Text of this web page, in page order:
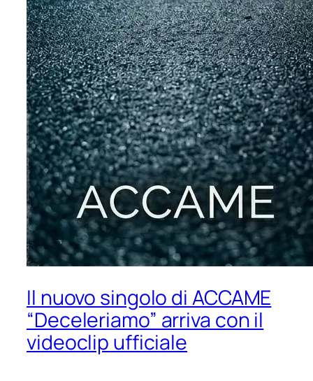
Il nuovo singolo di ACCAME
“Deceleriamo” arriva con il
videoclip ufficiale